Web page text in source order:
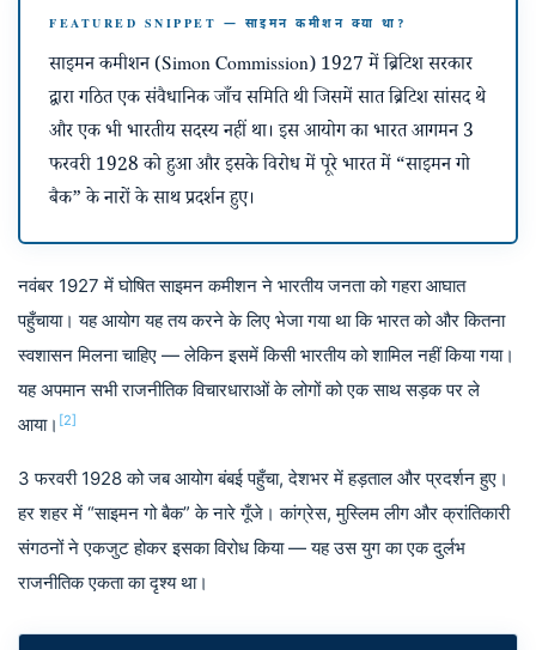
FEATURED SNIPPET — साइमन कमीशन क्या था?
साइमन कमीशन (Simon Commission) 1927 में ब्रिटिश सरकार
द्वारा गठित एक संवैधानिक जाँच समिति थी जिसमें सात ब्रिटिश सांसद थे
और एक भी भारतीय सदस्य नहीं था। इस आयोग का भारत आगमन 3
फरवरी 1928 को हुआ और इसके विरोध में पूरे भारत में “साइमन गो
बैक” के नारों के साथ प्रदर्शन हुए।
नवंबर 1927 में घोषित साइमन कमीशन ने भारतीय जनता को गहरा आघात
पहुँचाया। यह आयोग यह तय करने के लिए भेजा गया था कि भारत को और कितना
स्वशासन मिलना चाहिए — लेकिन इसमें किसी भारतीय को शामिल नहीं किया गया।
यह अपमान सभी राजनीतिक विचारधाराओं के लोगों को एक साथ सड़क पर ले
आया। [2]
3 फरवरी 1928 को जब आयोग बंबई पहुँचा, देशभर में हड़ताल और प्रदर्शन हुए।
हर शहर में “साइमन गो बैक” के नारे गूँजे। कांग्रेस, मुस्लिम लीग और क्रांतिकारी
संगठनों ने एकजुट होकर इसका विरोध किया — यह उस युग का एक दुर्लभ
राजनीतिक एकता का दृश्य था।